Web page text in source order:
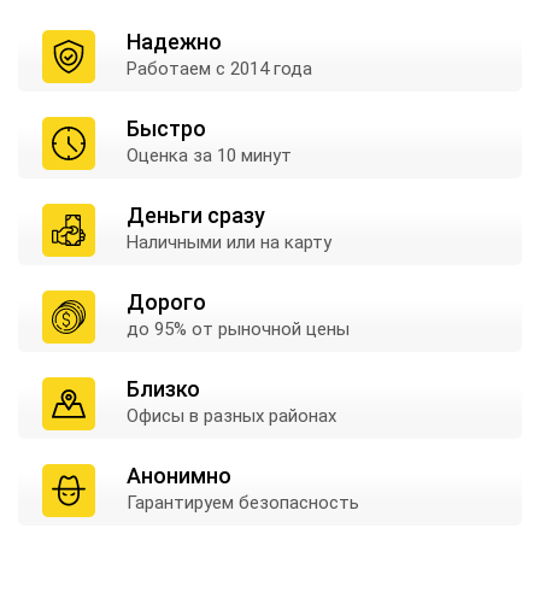
Надежно
Работаем с 2014 года
Быстро
Оценка за 10 минут
Деньги сразу
Наличными или на карту
Дорого
до 95% от рыночной цены
Близко
Офисы в разных районах
Анонимно
Гарантируем безопасность